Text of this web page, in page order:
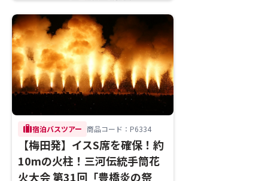
trip宿泊バスツアー 商品コード：P6334
【梅田発】イスS席を確保！約
10mの火柱！三河伝統手筒花
火大会 第31回「豊橋炎の祭